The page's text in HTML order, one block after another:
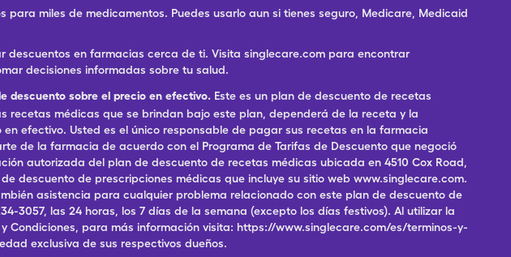
miles de medicamentos. Puedes usarlo aun si tienes seguro, Medicare, Medicaid
en farmacias cerca de ti. Visita singlecare.com para encontrar
decisiones informadas sobre tu salud.
descuento sobre el precio en efectivo. Este es un plan de descuento de recetas
recetas médicas que se brindan bajo este plan, dependerá de la receta y la
efectivo. Usted es el único responsable de pagar sus recetas en la farmacia
de la farmacia de acuerdo con el Programa de Tarifas de Descuento que negoció
autorizada del plan de descuento de recetas médicas ubicada en 4510 Cox Road,
descuento de prescripciones médicas que incluye su sitio web www.singlecare.com.
asistencia para cualquier problema relacionado con este plan de descuento de
3057, las 24 horas, los 7 días de la semana (excepto los días festivos). Al utilizar la
para más información visita: https://www.singlecare.com/es/terminos-y-
exclusiva de sus respectivos dueños.